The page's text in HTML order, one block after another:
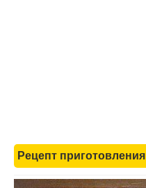
Рецепт приготовления